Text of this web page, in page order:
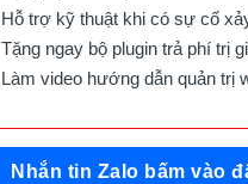
Hỗ trợ kỹ thuật khi có sự cố
Tặng ngay bộ plugin trả phí trị
Làm video hướng dẫn quản trị
Nhắn tin Zalo bấm vào